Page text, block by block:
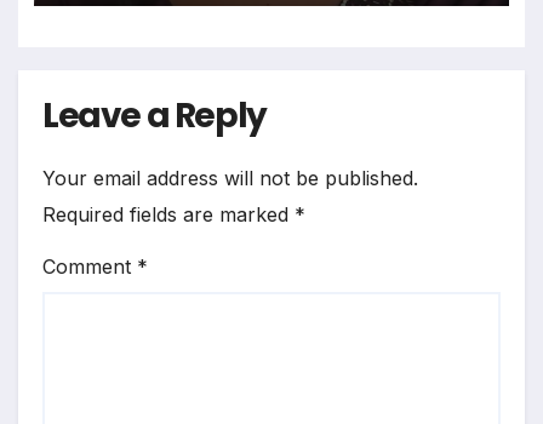
Leave a Reply
Your email address will not be published.
Required fields are marked *
Comment *